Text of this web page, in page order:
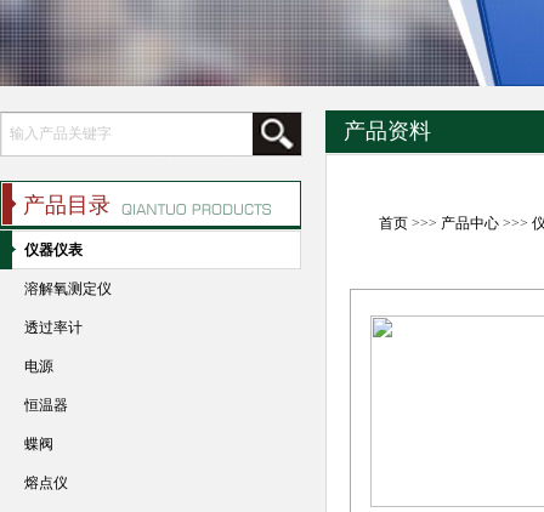
产品资料
首页>>> 产品中心>>>
产品目录
仪器仪表
溶解氧测定仪
透过率计
电源
恒温器
蝶阀
熔点仪